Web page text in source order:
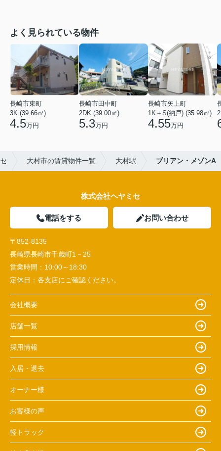
よく見られている物件
長崎市東町
3K (39.66㎡)
4.5万円
長崎市田中町
2DK (39.00㎡)
5.3万円
長崎市矢上町
1K＋S(納戸) (35.98㎡)
4.55万円
大村市の賃貸物件一覧 大村駅 ブリアン・メゾンA
株式会社ヘヤミセ
電話をする お問い合わせ
〒852-8135
長崎県長崎市千歳町1－25
営業時間： 10:00～18:30
定休日： 各支店にご確認ください。
会社概要
店舗一覧
採用情報
入居・退去
オーナー様
お客様の声
軽トラック